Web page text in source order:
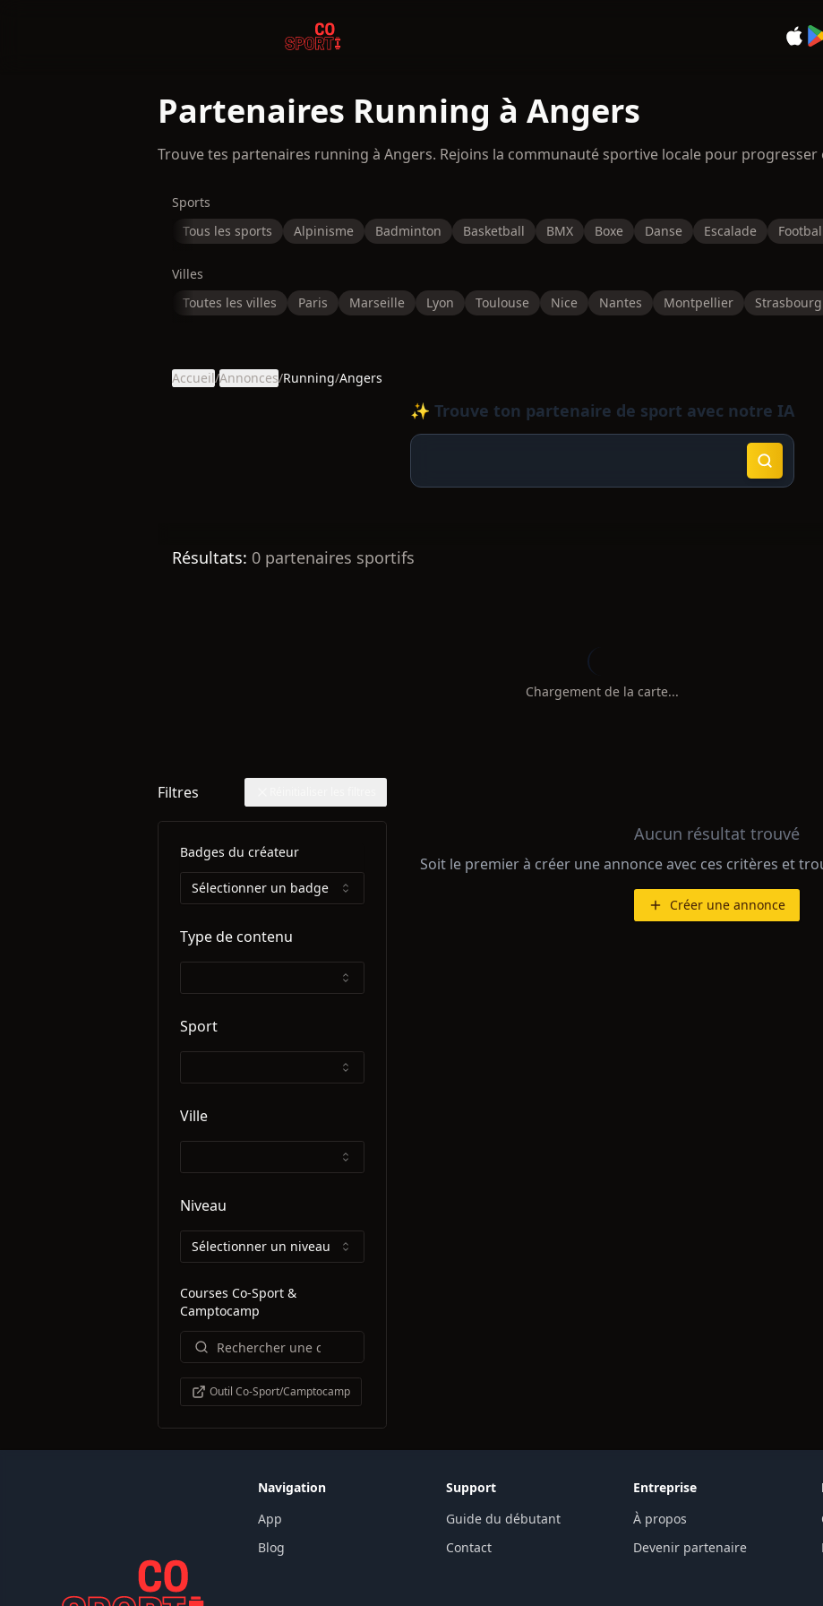
Partenaires Running à Angers
Trouve tes partenaires running à Angers. Rejoins la communauté sportive locale pour progresser
Sports
Tous les sports
Alpinisme Badminton Basketball BMX Boxe Danse Escalade
Villes
Toutes les villes
Paris Marseille Lyon Toulouse Nice Nantes Montpellier Strasbourg
Accueil/Annonces/Running/Angers
✨ Trouve ton partenaire de sport avec notre IA
Résultats: 0 partenaires sportifs
Chargement de la carte...
Filtres
Badges du créateur
Sélectionner un badge
Type de contenu
Sport
Ville
Niveau
Sélectionner un niveau
Courses Co-Sport &
Camptocamp
Outil Co-Sport/Camptocamp
Aucun résultat trouvé
Soit le premier à créer une annonce avec ces critères et
Créer une annonce
Navigation
App
Blog
Support
Guide du débutant
Contact
Entreprise
À propos
Devenir partenaire